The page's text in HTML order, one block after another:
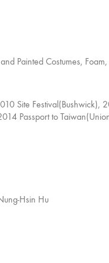
Painted Costumes, Foam,
Site Festival(Bushwick),
Passport to
Hsin Hu